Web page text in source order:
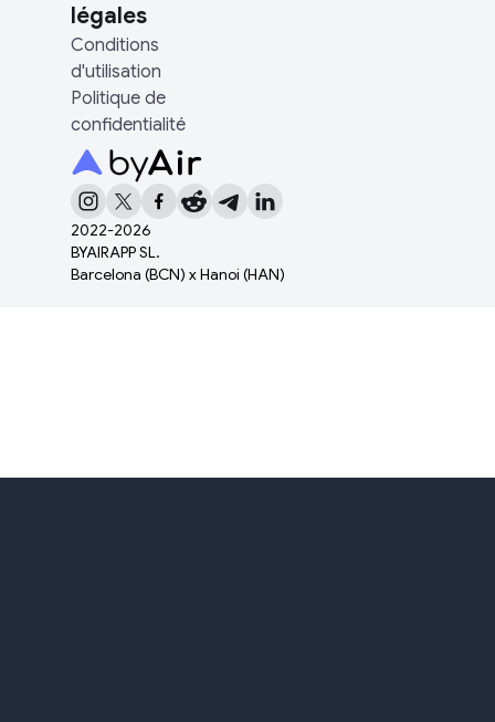
2022-2026
BYAIRAPP SL.
Barcelona (BCN) x Hanoi (HAN)
légales
Conditions
d'utilisation
Politique de
confidentialité